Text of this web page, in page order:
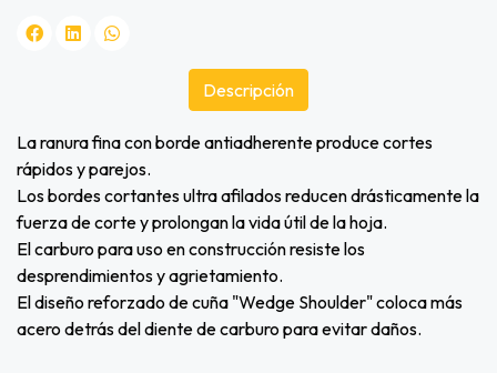
La ranura fina con borde antiadherente produce cortes
rápidos y parejos.
Los bordes cortantes ultra afilados reducen drásticamente la
fuerza de corte y prolongan la vida útil de la hoja.
El carburo para uso en construcción resiste los
desprendimientos y agrietamiento.
El diseño reforzado de cuña "Wedge Shoulder" coloca más
acero detrás del diente de carburo para evitar daños.
Descripción